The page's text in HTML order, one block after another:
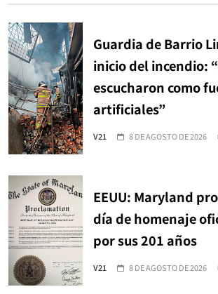
Guardia de Barrio
inicio del incendio:
escucharon como
artificiales”
V21 8 DE AGOSTO DE 2026
EEUU: Maryland
día de homenaje
por sus 201 años
V21 8 DE AGOSTO DE 2026